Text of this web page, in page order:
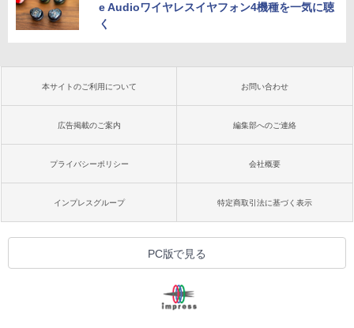
e Audioワイヤレスイヤフォン4機種を一気に聴
く
本サイトのご利用について お問い合わせ
広告掲載のご案内 編集部へのご連絡
プライバシーポリシー 会社概要
インプレスグループ 特定商取引法に基づく表示
PC版で見る